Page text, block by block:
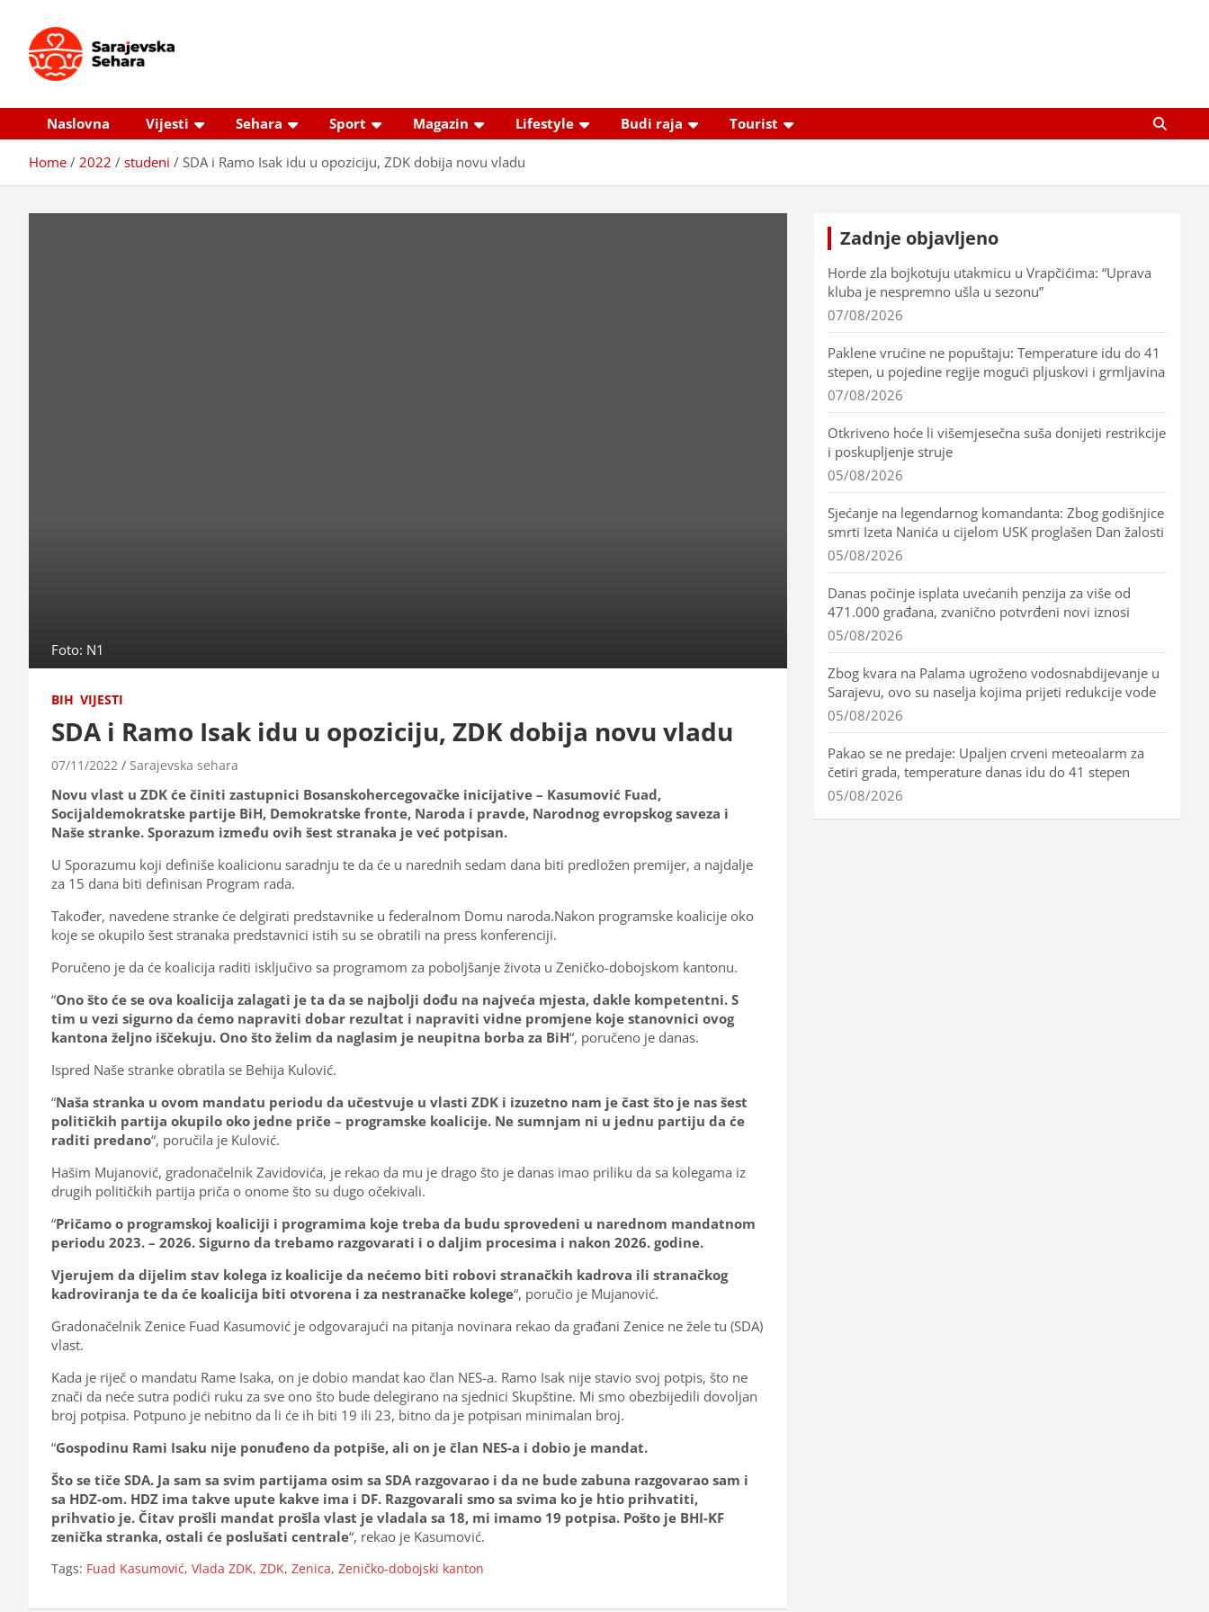
content
Sarajevska sehara
Naslovna
Vijesti Sehara Sport Magazin Lifestyle Budi raja Tourist
Home 2022 studeni SDA i Ramo Isak idu u opoziciju, ZDK dobija novu vladu
Foto: N1
BIH VIJESTI
SDA i Ramo Isak idu u opoziciju, ZDK dobija novu vladu
07/11/2022 Sarajevska sehara
Novu vlast u ZDK će činiti zastupnici Bosanskohercegovačke inicijative – Kasumović Fuad,
Socijaldemokratske partije BiH, Demokratske fronte, Naroda i pravde, Narodnog evropskog saveza i
Naše stranke. Sporazum između ovih šest stranaka je već potpisan.
U Sporazumu koji definiše koalicionu saradnju te da će u narednih sedam dana biti predložen premijer, a najdalje
za 15 dana biti definisan Program rada.
Također, navedene stranke će delgirati predstavnike u federalnom Domu naroda.Nakon programske koalicije oko
koje se okupilo šest stranaka predstavnici istih su se obratili na press konferenciji.
Poručeno je da će koalicija raditi isključivo sa programom za poboljšanje života u Zeničko-dobojskom kantonu.
“Ono što će se ova koalicija zalagati je ta da se najbolji dođu na najveća mjesta, dakle kompetentni. S
tim u vezi sigurno da ćemo napraviti dobar rezultat i napraviti vidne promjene koje stanovnici ovog
kantona željno iščekuju. Ono što želim da naglasim je neupitna borba za BiH“, poručeno je danas.
Ispred Naše stranke obratila se Behija Kulović.
“Naša stranka u ovom mandatu periodu da učestvuje u vlasti ZDK i izuzetno nam je čast što je nas šest
političkih partija okupilo oko jedne priče – programske koalicije. Ne sumnjam ni u jednu partiju da će
raditi predano“, poručila je Kulović.
Hašim Mujanović, gradonačelnik Zavidovića, je rekao da mu je drago što je danas imao priliku da sa kolegama iz
drugih političkih partija priča o onome što su dugo očekivali.
“Pričamo o programskoj koaliciji i programima koje treba da budu sprovedeni u narednom mandatnom
periodu 2023. – 2026. Sigurno da trebamo razgovarati i o daljim procesima i nakon 2026. godine.
Vjerujem da dijelim stav kolega iz koalicije da nećemo biti robovi stranačkih kadrova ili stranačkog
kadroviranja te da će koalicija biti otvorena i za nestranačke kolege“, poručio je Mujanović.
Gradonačelnik Zenice Fuad Kasumović je odgovarajući na pitanja novinara rekao da građani Zenice ne žele tu (SDA)
vlast.
Kada je riječ o mandatu Rame Isaka, on je dobio mandat kao član NES-a. Ramo Isak nije stavio svoj potpis, što ne
znači da neće sutra podići ruku za sve ono što bude delegirano na sjednici Skupštine. Mi smo obezbijedili dovoljan
broj potpisa. Potpuno je nebitno da li će ih biti 19 ili 23, bitno da je potpisan minimalan broj.
“Gospodinu Rami Isaku nije ponuđeno da potpiše, ali on je član NES-a i dobio je mandat.
Što se tiče SDA. Ja sam sa svim partijama osim sa SDA razgovarao i da ne bude zabuna razgovarao sam i
sa HDZ-om. HDZ ima takve upute kakve ima i DF. Razgovarali smo sa svima ko je htio prihvatiti,
prihvatio je. Čitav prošli mandat prošla vlast je vladala sa 18, mi imamo 19 potpisa. Pošto je BHI-KF
zenička stranka, ostali će poslušati centrale“, rekao je Kasumović.
Tags: Fuad Kasumović, Vlada ZDK, ZDK, Zenica, Zeničko-dobojski kanton
Zadnje objavljeno
Horde zla bojkotuju utakmicu u Vrapčićima: “Uprava
kluba je nespremno ušla u sezonu”
07/08/2026
Paklene vrućine ne popuštaju: Temperature idu do 41
stepen, u pojedine regije mogući pljuskovi i grmljavina
07/08/2026
Otkriveno hoće li višemjesečna suša donijeti restrikcije
i poskupljenje struje
05/08/2026
Sjećanje na legendarnog komandanta: Zbog godišnjice
smrti Izeta Nanića u cijelom USK proglašen Dan žalosti
05/08/2026
Danas počinje isplata uvećanih penzija za više od
471.000 građana, zvanično potvrđeni novi iznosi
05/08/2026
Zbog kvara na Palama ugroženo vodosnabdijevanje u
Sarajevu, ovo su naselja kojima prijeti redukcije vode
05/08/2026
Pakao se ne predaje: Upaljen crveni meteoalarm za
četiri grada, temperature danas idu do 41 stepen
05/08/2026